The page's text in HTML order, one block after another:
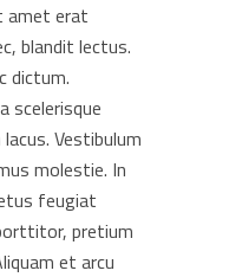
amet erat
blandit lectus.
dictum.
scelerisque
Vestibulum
molestie. In
feugiat
pretium
et arcu